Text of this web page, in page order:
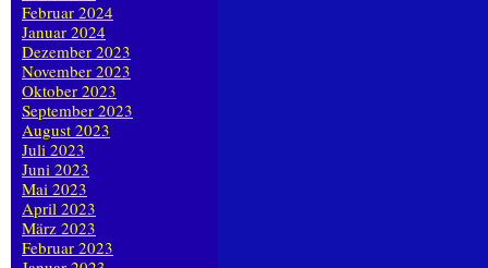
Februar 2024
Januar 2024
Dezember 2023
November 2023
Oktober 2023
September 2023
August 2023
Juli 2023
Juni 2023
Mai 2023
April 2023
März 2023
Februar 2023